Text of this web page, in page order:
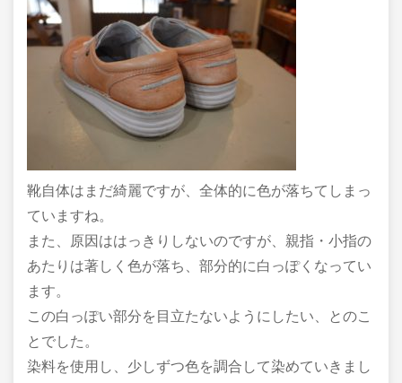
靴自体はまだ綺麗ですが、全体的に色が落ちてしまっ
ていますね。
また、原因ははっきりしないのですが、親指・小指の
あたりは著しく色が落ち、部分的に白っぽくなってい
ます。
この白っぽい部分を目立たないようにしたい、とのこ
とでした。
染料を使用し、少しずつ色を調合して染めていきまし